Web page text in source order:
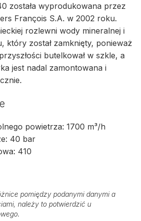
została wyprodukowana przez
François S.A. w 2002 roku.
rozlewni wody mineralnej i
który został zamknięty, ponieważ
butelkował w szkle, a
jest nadal zamontowana i
powietrza: 1700 m³/h
40 bar
410
pomiędzy podanymi danymi a
należy to potwierdzić u